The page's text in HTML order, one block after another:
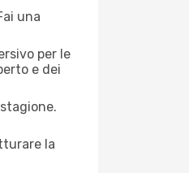
una
per le
e dei
la